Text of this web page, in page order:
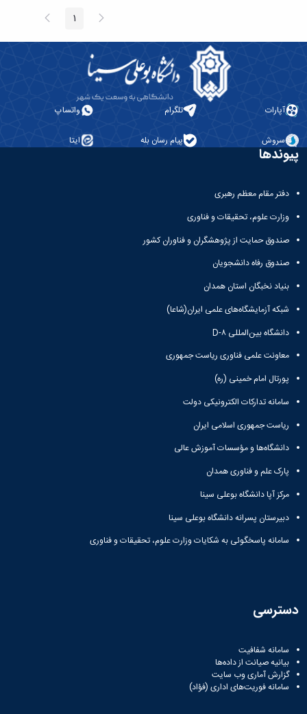
پیغام
قبلی صفحه1 صفحه
بعد
آپارات تلگرام واتساپ
سروش پیام رسان بله ایتا
پیوندها
دفتر مقام معظم رهبری
وزارت علوم، تحقیقات و فناوری
صندوق حمایت از پژوهشگران و فناوران کشور
صندوق رفاه دانشجویان
بنیاد نخبگان استان همدان
شبکه آزمایشگاه‌های علمی ایران(شاعا)
دانشگاه بین‌المللی D-۸
معاونت علمی فناوری ریاست جمهوری
پورتال امام خمینی (ره)
سامانه تدارکات الکترونیکی دولت
ریاست جمهوری اسلامی ایران
دانشگاه‌ها و مؤسسات آموزش عالی
پارک علم و فناوری همدان
مرکز آپا دانشگاه بوعلی سینا
دبیرستان پسرانه دانشگاه بوعلی سینا
سامانه پاسخگوئی به شکایات وزارت علوم، تحقیقات و فناوری
دسترسی
سامانه شفافیت
بیانیه صیانت از داده‌ها
گزارش آماری وب‌ سایت
سامانه فوریت‌های اداری (فؤاد)